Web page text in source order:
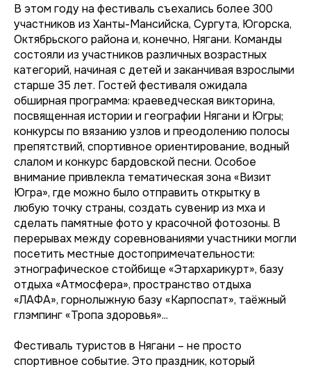
В этом году на фестиваль съехались более 300
участников из Ханты-Мансийска, Сургута, Югорска,
Октябрьского района и, конечно, Нягани. Команды
состояли из участников различных возрастных
категорий, начиная с детей и заканчивая взрослыми
старше 35 лет. Гостей фестиваля ожидала
обширная программа: краеведческая викторина,
посвященная истории и географии Нягани и Югры;
конкурсы по вязанию узлов и преодолению полосы
препятствий, спортивное ориентирование, водный
слалом и конкурс бардовской песни. Особое
внимание привлекла тематическая зона «Визит
Югра», где можно было отправить открытку в
любую точку страны, создать сувенир из мха и
сделать памятные фото у красочной фотозоны. В
перерывах между соревнованиями участники могли
посетить местные достопримечательности:
этнографическое стойбище «Этархарикурт», базу
отдыха «Атмосфера», пространство отдыха
«ЛАФА», горнолыжную базу «Карпоспат», таёжный
глэмпинг «Тропа здоровья»...
Фестиваль туристов в Нягани – не просто
спортивное событие. Это праздник, который